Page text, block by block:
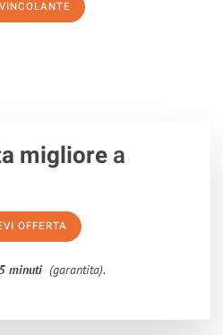
migliorea
OFFERTA
minuti (garantita).